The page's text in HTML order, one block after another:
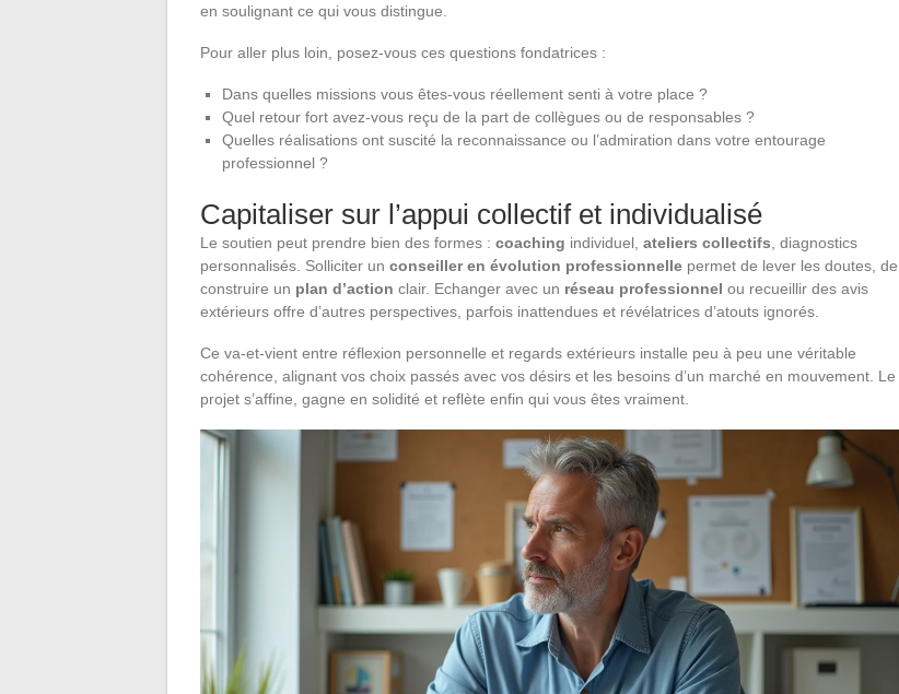
en soulignant ce qui vous distingue.
Pour aller plus loin, posez-vous ces questions fondatrices :
Dans quelles missions vous êtes-vous réellement senti à votre place ?
Quel retour fort avez-vous reçu de la part de collègues ou de responsables ?
Quelles réalisations ont suscité la reconnaissance ou l’admiration dans votre entourage
professionnel ?
Capitaliser sur l’appui collectif et individualisé
Le soutien peut prendre bien des formes : coaching individuel, ateliers collectifs , diagnostics
personnalisés. Solliciter un conseiller en évolution professionnelle permet de lever les doutes, de
construire un plan d’action clair. Echanger avec un réseau professionnel ou recueillir des avis
extérieurs offre d’autres perspectives, parfois inattendues et révélatrices d’atouts ignorés.
Ce va-et-vient entre réflexion personnelle et regards extérieurs installe peu à peu une véritable
cohérence, alignant vos choix passés avec vos désirs et les besoins d’un marché en mouvement. Le
projet s’affine, gagne en solidité et reflète enfin qui vous êtes vraiment.